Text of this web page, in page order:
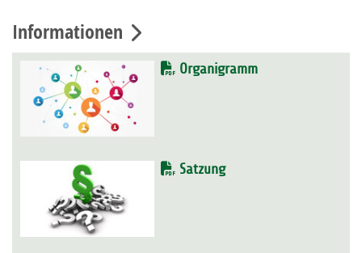
Informationen
Organigramm
Satzung